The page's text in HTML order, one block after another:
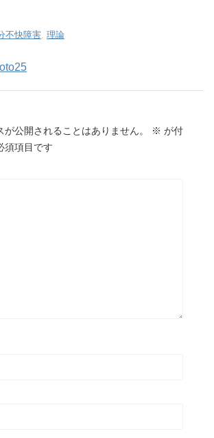
不快障害 理論
が公開されることはありません。 ※ が付
須項目です